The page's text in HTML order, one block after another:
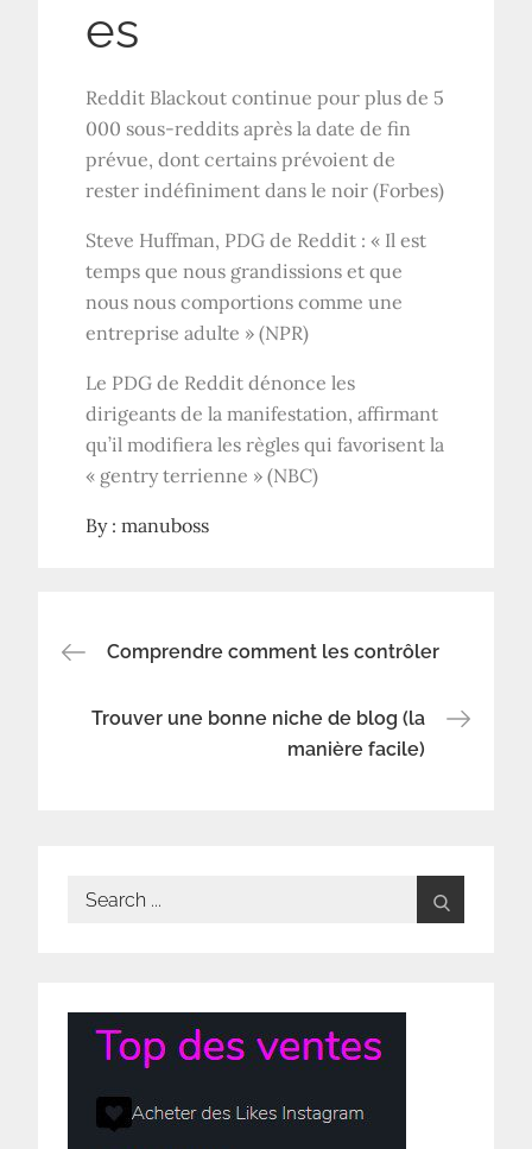
es
Reddit Blackout continue pour plus de 5
000 sous-reddits après la date de fin
prévue, dont certains prévoient de
rester indéfiniment dans le noir (Forbes)
Steve Huffman, PDG de Reddit : « Il est
temps que nous grandissions et que
nous nous comportions comme une
entreprise adulte » (NPR)
Le PDG de Reddit dénonce les
dirigeants de la manifestation, affirmant
qu’il modifiera les règles qui favorisent la
« gentry terrienne » (NBC)
By :manuboss
Navigation
de
Comprendre comment les contrôler
Trouver une bonne niche de blog (la
manière facile)
Search